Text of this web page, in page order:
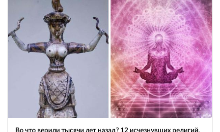
Во что верили тысячи лет назад? 12 исчезнувших религий,